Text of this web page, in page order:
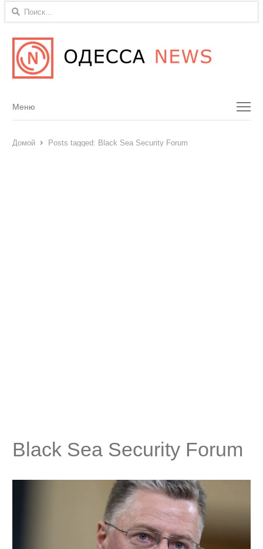
Найти:
Menu
Меню
Домой Posts tagged: Black Sea Security Forum
Black Sea Security Forum